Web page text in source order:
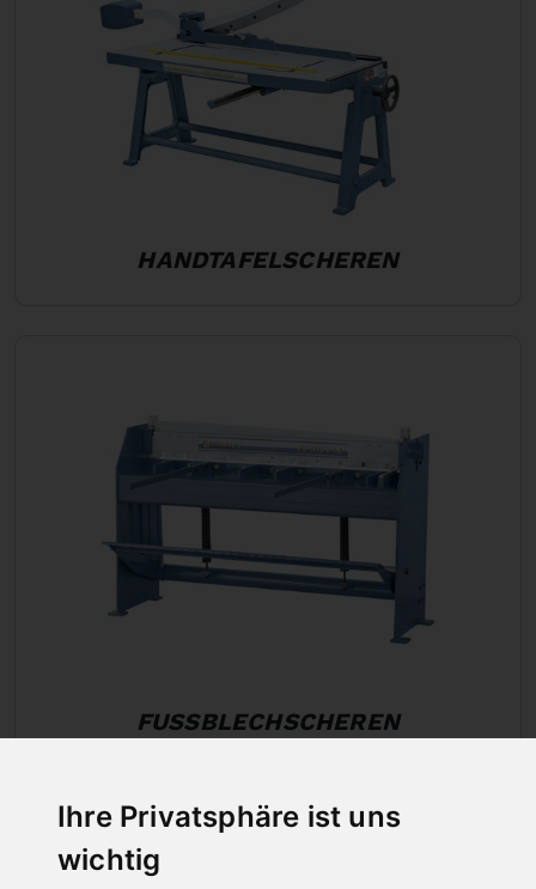
Ihre Privatsphäre ist uns
wichtig
HANDTAFELSCHEREN
FUSSBLECHSCHEREN